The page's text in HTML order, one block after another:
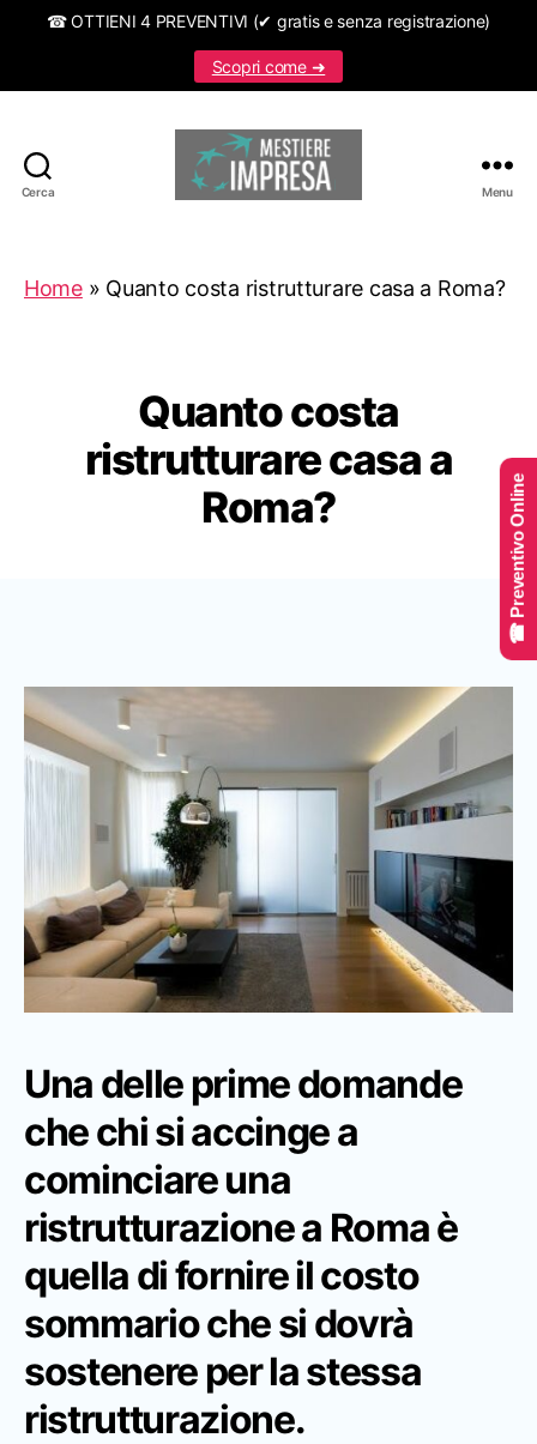
☎ OTTIENI 4 PREVENTIVI (✔ gratis e senza registrazione)
Scopri come ➜
Cerca Menu
Home» Quanto costa ristrutturare casa a Roma?
Quanto costa
ristrutturare casa a
Roma?
Una delle prime domande
che chi si accinge a
cominciare una
ristrutturazione a Romaè
quella di fornire il costo
sommario che si dovrà
sostenere per la stessa
ristrutturazione.
☎ Preventivo Online